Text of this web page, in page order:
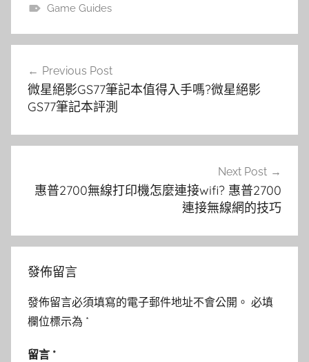
Game Guides
導
覽
Previous Post
微星絕影GS77筆記本值得入手嗎?微星絕影
GS77筆記本評測
Next Post
惠普2700無線打印機怎麼連接wifi? 惠普2700
連接無線網的技巧
發佈留言
發佈留言必須填寫的電子郵件地址不會公開。 必填
欄位標示為 *
留言 *